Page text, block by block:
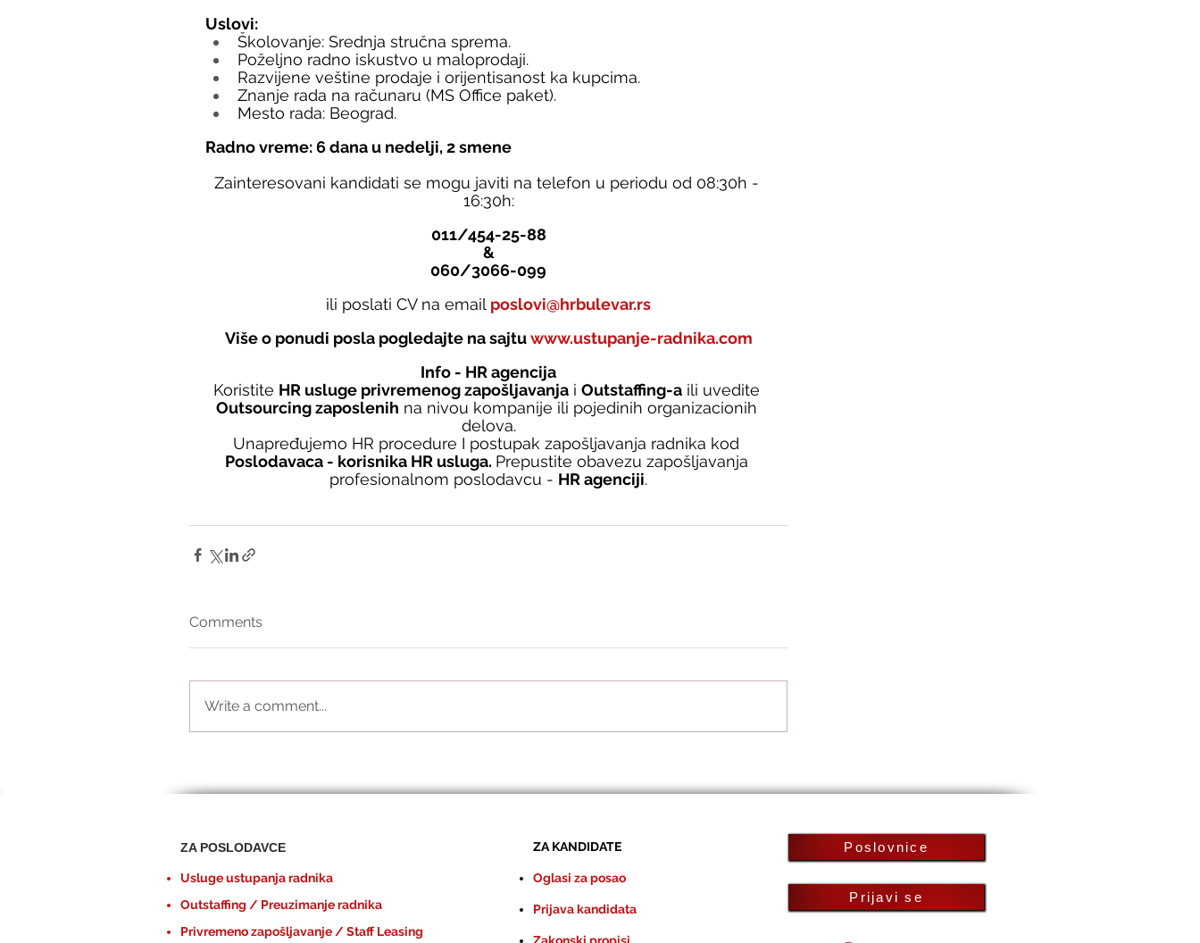
Uslovi:
Školovanje: Srednja stručna sprema.
Poželjno radno iskustvo u maloprodaji.
Razvijene veštine prodaje i orijentisanost ka kupcima.
Znanje rada na računaru (MS Office paket).
Mesto rada: Beograd.
Radno vreme: 6 dana u nedelji, 2 smene
Zainteresovani kandidati se mogu javiti na telefon u periodu od 08:30h -
16:30h:
011/454-25-88
&
060/3066-099
ili poslati CV na email poslovi@hrbulevar.rs
Više o ponudi posla pogledajte na sajtu www.ustupanje-radnika.com
Info - HR agencija
Koristite HR usluge privremenog zapošljavanja i Outstaffing-a ili uvedite
Outsourcing zaposlenih na nivou kompanije ili pojedinih organizacionih
delova.
Unapređujemo HR procedure I postupak zapošljavanja radnika kod
Poslodavaca - korisnika HR usluga. Prepustite obavezu zapošljavanja
profesionalnom poslodavcu - HR agenciji.
Comments
Write a comment...
ZA POSLODAVCE
Usluge ustupanja radnika
Outstaffing / Preuzimanje radnika
Privremeno zapošljavanje / Staff Leasing
ZA KANDIDATE
Oglasi za posao
Prijava kandidata
Poslovnice
Prijavi se